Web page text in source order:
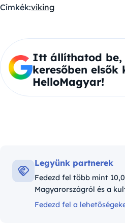
Címkék:viking
Itt állíthatod be,
keresőben elsők
HelloMagyar!
Legyünk partnerek
Fedezd fel több mint
Magyarországról és a
Fedezd fel a